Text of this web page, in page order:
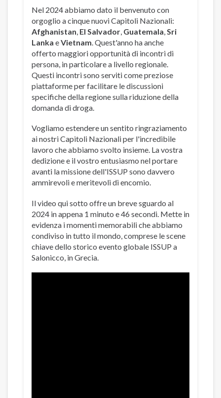
Nel 2024 abbiamo dato il benvenuto con
orgoglio a cinque nuovi Capitoli Nazionali:
Afghanistan, El Salvador, Guatemala,Sri
Lanka eVietnam. Quest'anno ha anche
offerto maggiori opportunità di incontri di
persona, in particolare a livello regionale.
Questi incontri sono serviti come preziose
piattaforme per facilitare le discussioni
specifiche della regione sulla riduzione della
domanda di droga.
Vogliamo estendere un sentito ringraziamento
ai nostri Capitoli Nazionali per l'incredibile
lavoro che abbiamo svolto insieme. La vostra
dedizione e il vostro entusiasmo nel portare
avanti la missione dell'ISSUP sono davvero
ammirevoli e meritevoli di encomio.
Il video qui sotto offre un breve sguardo al
2024 in appena 1 minuto e 46 secondi. Mette in
evidenza i momenti memorabili che abbiamo
condiviso in tutto il mondo, comprese le scene
chiave dello storico evento globale ISSUP a
Salonicco, in Grecia.